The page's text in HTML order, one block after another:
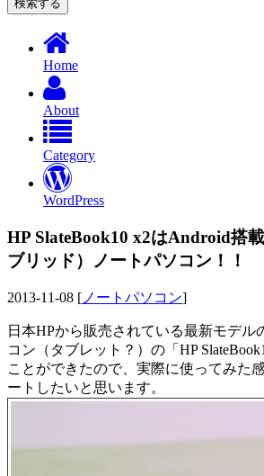
Home
About
Category
WordPress
HP SlateBook10 x2はAndroid搭
ブリッド）ノートパソコン！！
2013-11-08 [ノートパソコン]
日本HPから販売されている最新モデル
コン（タブレット？）の「HP
ことができたので、実際に使ってみた
ートしたいと思います。